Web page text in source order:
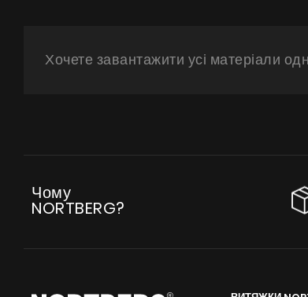
Хочете завантажити усі матеріали
Чому
NORTBERG?